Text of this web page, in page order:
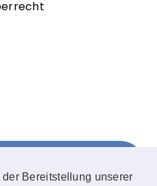
Bereitstellung unserer